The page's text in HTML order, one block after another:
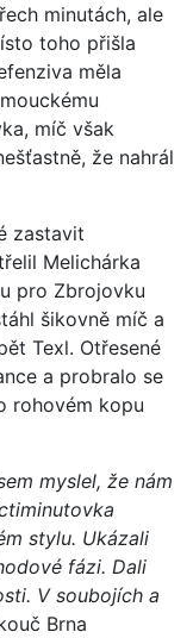
minutách, ale
toho přišla
měla
míč však
že nahrál
zastavit
Melichárka
pro Zbrojovku
šikovně míč a
Texl. Otřesené
a probralo se
rohovém kopu
myslel, že nám
stylu. Ukázali
fázi. Dali
V soubojích a
Brna